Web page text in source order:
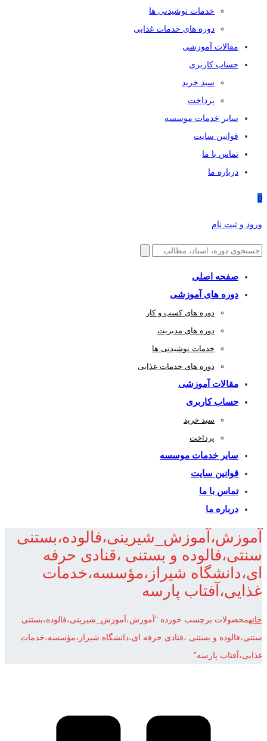
خدمات نوشیدنی ها
دوره های خدمات غذایی
مقالات آموزشی
حساب کاربری
سبد خرید
پرداخت
سایر خدمات موسسه
قوانین سایت
تماس با ما
درباره ما
0
ورود و ثبت نام
صفحه اصلی
دوره های آموزشی
دوره های کسب و کار
دوره های مدیریت
خدمات نوشیدنی ها
دوره های خدمات غذایی
مقالات آموزشی
حساب کاربری
سبد خرید
پرداخت
سایر خدمات موسسه
قوانین سایت
تماس با ما
درباره ما
آموزش،آموزش_شیرینی،فالوده،بستنی
سنتی،فالوده و بستنی ،قنادی حرفه
ای،دانشگاه شیراز،مؤسسه،خدمات
غذایی،آفتاب پارسه
خانهمحصولات برچسب خورده “آموزش،آموزش_شیرینی،فالوده،بستنی
سنتی،فالوده و بستنی ،قنادی حرفه ای،دانشگاه شیراز،مؤسسه،خدمات
غذایی،آفتاب پارسه”